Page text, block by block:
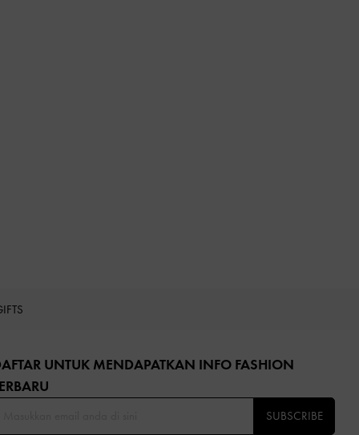
UNTUK MENDAPATKAN INFO FASHION
SUBSCRIBE